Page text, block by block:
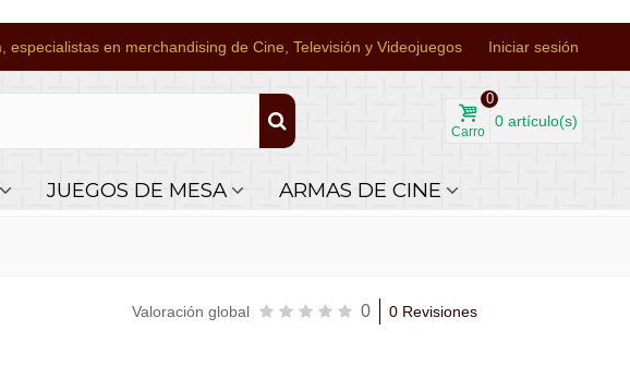
especialistas en merchandising de Cine, Televisión y Videojuegos Iniciar sesión
Carro
0
0 artículo(s)
JUEGOS DE MESA ARMAS DE CINE
Valoración global 0 0 Revisiones